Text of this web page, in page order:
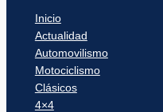
Inicio
Actualidad
Automovilismo
Motociclismo
Clásicos
4×4